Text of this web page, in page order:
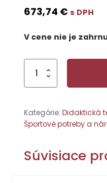
673,74 € s DPH
V cene nie je
množstvo
tenis,
4
Kategórie: Didaktická
Športové potreby a
Súvisiace